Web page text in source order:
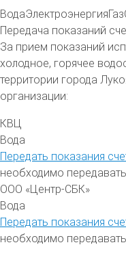
ВодаЭлектроэнергияГаз
Передача показаний
За прием показаний
холодное, горячее
территории города
организации:
КВЦ
Вода
Передать показания
необходимо
ООО «Центр-СБК»
Вода
Передать показания
необходимо